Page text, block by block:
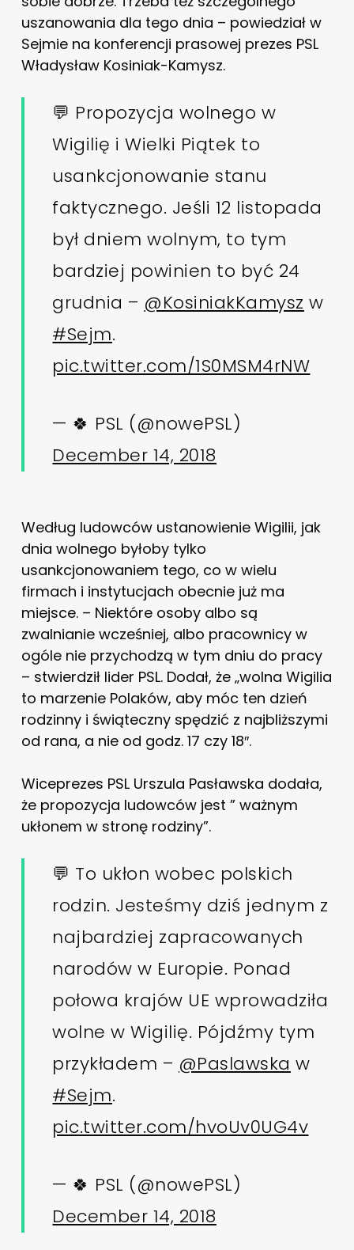
uszanowania dla tego dnia – powiedział w
Sejmie na konferencji prasowej prezes PSL
Władysław Kosiniak-Kamysz.
💬 Propozycja wolnego w
Wigilię i Wielki Piątek to
usankcjonowanie stanu
faktycznego. Jeśli 12 listopada
był dniem wolnym, to tym
bardziej powinien to być 24
grudnia – @KosiniakKamysz w
#Sejm.
pic.twitter.com/1S0MSM4rNW
— 🍀 PSL (@nowePSL)
December 14, 2018
Według ludowców ustanowienie Wigilii, jak
dnia wolnego byłoby tylko
usankcjonowaniem tego, co w wielu
firmach i instytucjach obecnie już ma
miejsce. – Niektóre osoby albo są
zwalnianie wcześniej, albo pracownicy w
ogóle nie przychodzą w tym dniu do pracy
– stwierdził lider PSL. Dodał, że „wolna Wigilia
to marzenie Polaków, aby móc ten dzień
rodzinny i świąteczny spędzić z najbliższymi
od rana, a nie od godz. 17 czy 18″.
Wiceprezes PSL Urszula Pasławska dodała,
że propozycja ludowców jest ” ważnym
ukłonem w stronę rodziny”.
💬 To ukłon wobec polskich
rodzin. Jesteśmy dziś jednym z
najbardziej zapracowanych
narodów w Europie. Ponad
połowa krajów UE wprowadziła
wolne w Wigilię. Pójdźmy tym
przykładem – @Paslawska w
#Sejm.
pic.twitter.com/hvoUv0UG4v
— 🍀 PSL (@nowePSL)
December 14, 2018